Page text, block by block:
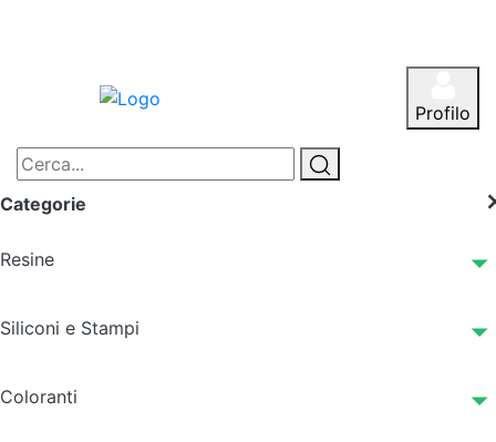
Profilo
Categorie
Resine
Siliconi e Stampi
Coloranti